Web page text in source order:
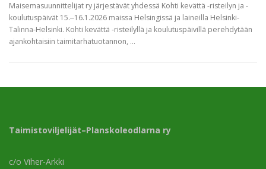
Maisemasuunnittelijat ry järjestävät yhdessä Kohti kevättä -risteilyn ja -
koulutuspäivät 15.‒16.1.2026 maissa Helsingissä ja laineilla Helsinki-
Talinna-Helsinki. Kohti kevättä -risteilyllä ja koulutuspäivillä perehdytään
ajankohtaisiin taimitarhatuotannon, …
Taimistoviljelijät–Planskoleodlarna ry
c/o Viher-Arkki